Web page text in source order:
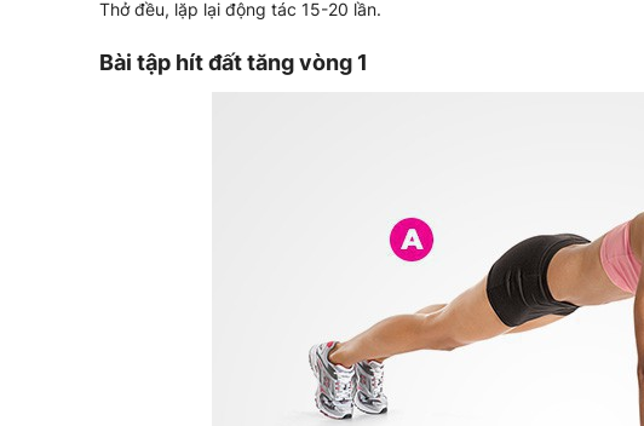
Thở đều, lặp lại động tác 15-20 lần.
Bài tập hít đất tăng vòng 1